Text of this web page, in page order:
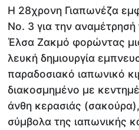
Η 28χρονη Γιαπωνέζα
No. 3 για την αναμέτρησή
Έλσα Ζακμό φορώντας
λευκή δημιουργία
παραδοσιακό ιαπωνικό
διακοσμημένο με
άνθη κερασιάς
σύμβολα της ιαπωνικής